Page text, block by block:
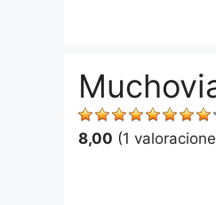
8,00 (1